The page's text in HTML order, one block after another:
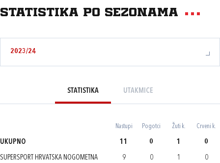
Statistika po sezonama
2023/24
STATISTIKA UTAKMICE
Nastupi Pogotci Žuti k. Crveni k.
UKUPNO 11 0 1 0
SUPERSPORT HRVATSKA NOGOMETNA
9 0 1 0